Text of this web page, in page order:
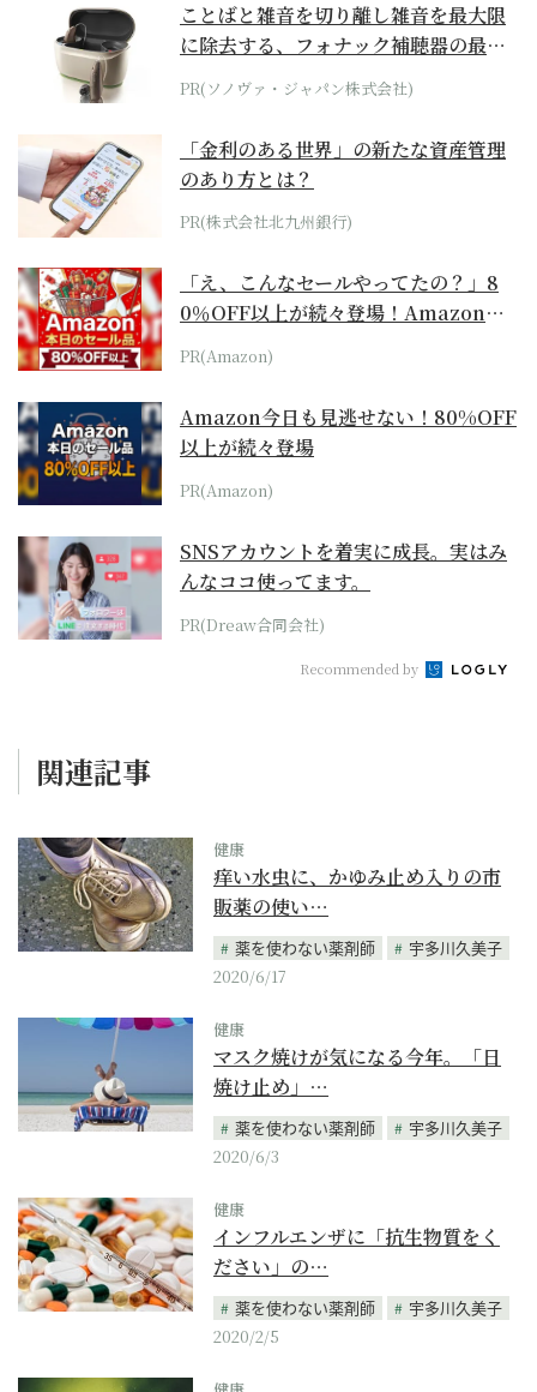
ことばと雑音を切り離し雑音を最大限
に除去する、フォナック補聴器の最上
位モデル
PR(ソノヴァ・ジャパン株式会社)
「金利のある世界」の新たな資産管理
のあり方とは？
PR(株式会社北九州銀行)
「え、こんなセールやってたの？」8
0％OFF以上が続々登場！Amazonの
本気が...
PR(Amazon)
Amazon今日も見逃せない！80%OFF
以上が続々登場
PR(Amazon)
SNSアカウントを着実に成長。実はみ
んなココ使ってます。
PR(Dreaw合同会社)
Recommended by
関連記事
健康
痒い水虫に、かゆみ止め入りの市
販薬の使い…
薬を使わない薬剤師
宇多川久美子
2020/6/17
健康
マスク焼けが気になる今年。「日
焼け止め」…
薬を使わない薬剤師
宇多川久美子
2020/6/3
健康
インフルエンザに「抗生物質をく
ださい」の…
薬を使わない薬剤師
宇多川久美子
2020/2/5